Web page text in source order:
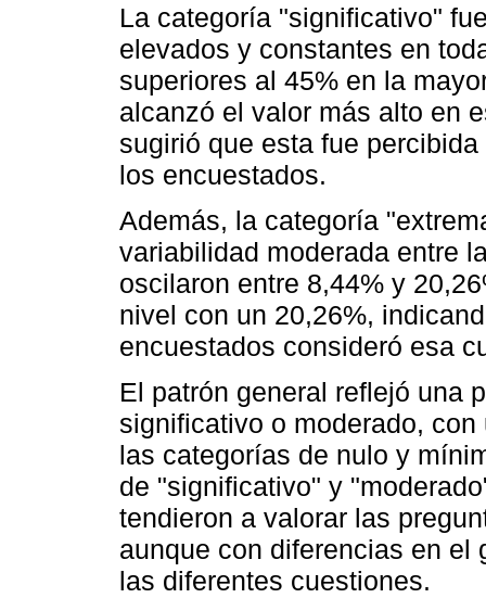
La categoría "significativo"
elevados y constantes en
superiores al 45% en la
alcanzó el valor más alto en
sugirió que esta fue
los encuestados.
Además, la categoría
variabilidad moderada entre
oscilaron entre 8,44% y
nivel con un 20,26%,
encuestados consideró esa
El patrón general reflejó una
significativo o moderado,
las categorías de nulo y
de "significativo" y
tendieron a valorar las
aunque con diferencias en el
las diferentes cuestiones.